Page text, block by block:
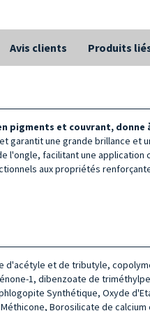
Avis clients Produits
pigments et couvrant,
garantit une grande brillance et
l'ongle, facilitant une application
aux propriétés
et de tributyle,
1, dibenzoate de
Synthétique, Oxyde
Borosilicate de